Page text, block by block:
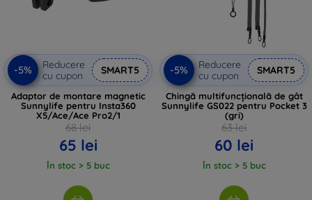
-5%
Reducere
cu cupon
SMART5
Adaptor de montare magnetic
Sunnylife pentru Insta360
X5/Ace/Ace Pro2/1
68 lei
65 lei
În stoc > 5 buc
-5%
Reducere
cu cupon
SMART5
Chingă multifuncțională de gât
Sunnylife GS022 pentru Pocket 3
(gri)
63 lei
60 lei
În stoc > 5 buc